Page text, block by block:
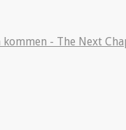
kommen - The Next